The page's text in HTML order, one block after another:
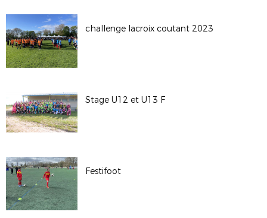
challenge lacroix coutant 2023
Stage U12 et U13 F
Festifoot